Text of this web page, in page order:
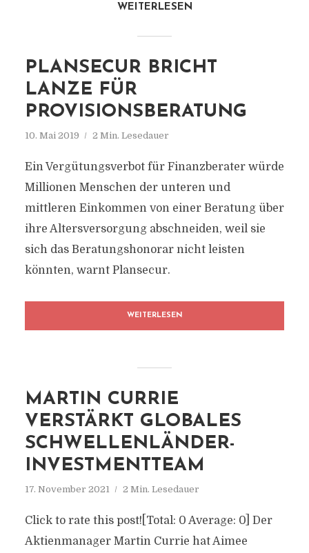
WEITERLESEN
PLANSECUR BRICHT
LANZE FÜR
PROVISIONSBERATUNG
10. Mai 2019 2 Min. Lesedauer
Ein Vergütungsverbot für Finanzberater würde
Millionen Menschen der unteren und
mittleren Einkommen von einer Beratung über
ihre Altersversorgung abschneiden, weil sie
sich das Beratungshonorar nicht leisten
könnten, warnt Plansecur.
WEITERLESEN
MARTIN CURRIE
VERSTÄRKT GLOBALES
SCHWELLENLÄNDER-
INVESTMENTTEAM
17. November 2021 2 Min. Lesedauer
Click to rate this post![Total: 0 Average: 0] Der
Aktienmanager Martin Currie hat Aimee